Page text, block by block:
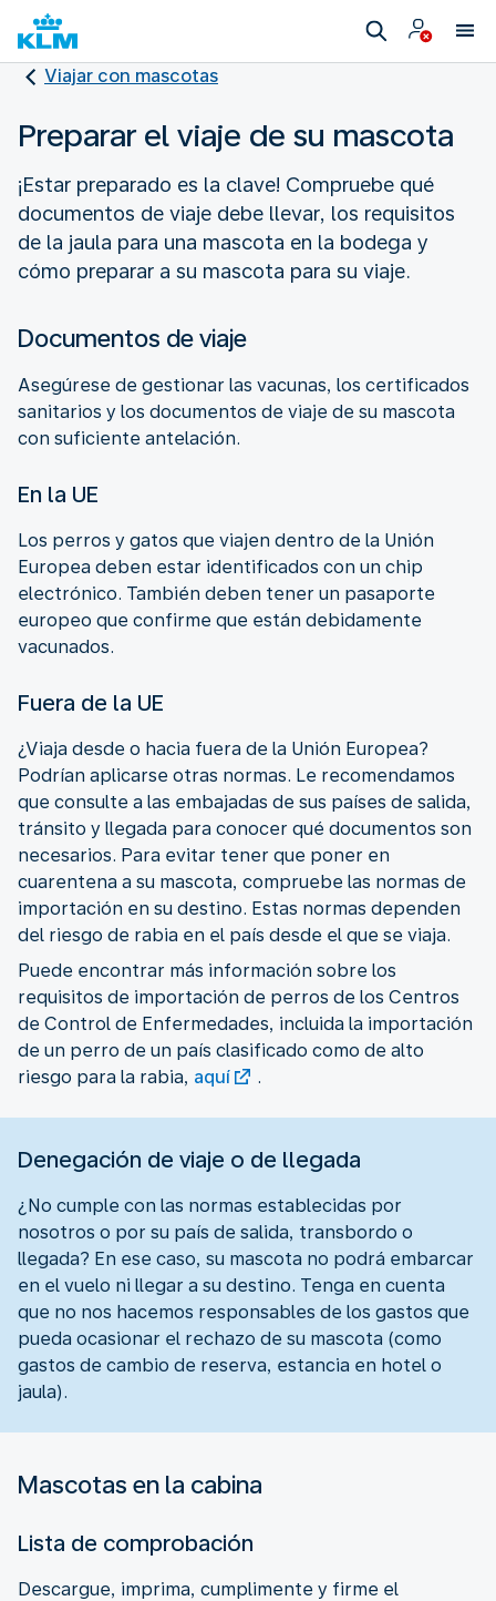
Viajar con mascotas
Preparar el viaje de su mascota
¡Estar preparado es la clave! Compruebe qué
documentos de viaje debe llevar, los requisitos
de la jaula para una mascota en la bodega y
cómo preparar a su mascota para su viaje.
Documentos de viaje
Asegúrese de gestionar las vacunas, los certificados
sanitarios y los documentos de viaje de su mascota
con suficiente antelación.
En la UE
Los perros y gatos que viajen dentro de la Unión
Europea deben estar identificados con un chip
electrónico. También deben tener un pasaporte
europeo que confirme que están debidamente
vacunados.
Fuera de la UE
¿Viaja desde o hacia fuera de la Unión Europea?
Podrían aplicarse otras normas. Le recomendamos
que consulte a las embajadas de sus países de salida,
tránsito y llegada para conocer qué documentos son
necesarios. Para evitar tener que poner en
cuarentena a su mascota, compruebe las normas de
importación en su destino. Estas normas dependen
del riesgo de rabia en el país desde el que se viaja.
Puede encontrar más información sobre los
requisitos de importación de perros de los Centros
de Control de Enfermedades, incluida la importación
de un perro de un país clasificado como de alto
riesgo para la rabia, aquí .
Denegación de viaje o de llegada
¿No cumple con las normas establecidas por
nosotros o por su país de salida, transbordo o
llegada? En ese caso, su mascota no podrá embarcar
en el vuelo ni llegar a su destino. Tenga en cuenta
que no nos hacemos responsables de los gastos que
pueda ocasionar el rechazo de su mascota (como
gastos de cambio de reserva, estancia en hotel o
jaula).
Mascotas en la cabina
Lista de comprobación
Descargue, imprima, cumplimente y firme el